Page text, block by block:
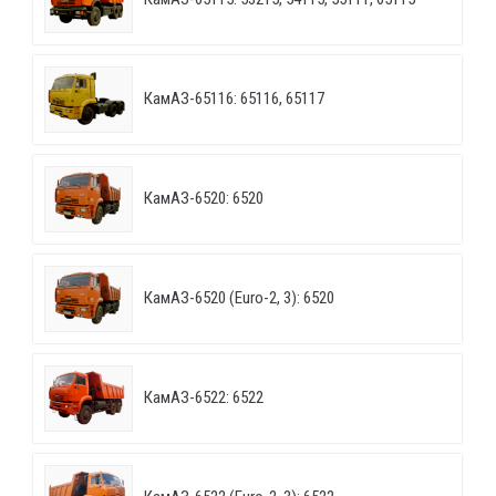
КамАЗ-65116: 65116, 65117
КамАЗ-6520: 6520
КамАЗ-6520 (Euro-2, 3): 6520
КамАЗ-6522: 6522